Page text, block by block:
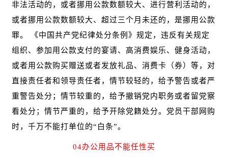
非法活动的，或者挪用公款数额较大、进行营利活动的，
或者挪用公款数额较大、超过三个月未还的，是挪用公款
罪。 《中国共产党纪律处分条例》规定，违反有关规定
组织、参加用公款支付的宴请、高消费娱乐、健身活动，
或者用公款购买赠送或者发放礼品、消费卡（券）等，对
直接责任者和领导责任者，情节较轻的，给予警告或者严
重警告处分；情节较重的，给予撤销党内职务或者留党察
看处分；情节严重的，给予开除党籍处分。党员干部网购
时，千万不能打单位的“白条”。
04办公用品不能任性买